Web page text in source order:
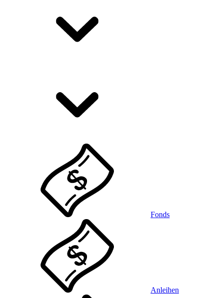
Fonds
Anleihen